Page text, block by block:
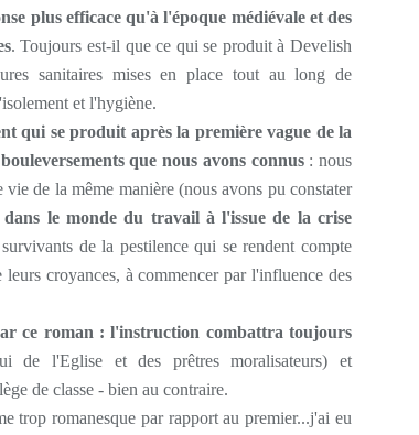
plus efficace qu'à l'époque médiévale et des
. Toujours est-il que ce qui se produit à Develish
sanitaires mises en place tout au long de
et l'hygiène.
qui se produit après la première vague de la
que nous avons connus: nous
de la même manière (nous avons pu constater
le monde du travail à l'issue de la crise
de la pestilence qui se rendent compte
croyances, à commencer par l'influence des
ce roman : l'instruction combattra toujours
de l'Eglise et des prêtres moralisateurs) et
de classe - bien au contraire.
trop romanesque par rapport au premier...j'ai eu